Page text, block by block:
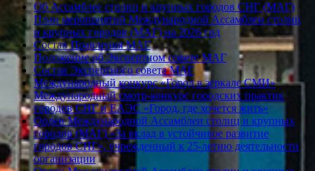
Об Ассамблее столиц и крупных городов СНГ (МАГ)
План мероприятий Международной Ассамблеи столиц
и крупных городов (МАГ) на 2026 год
Состав Правления МАГ
Положение об Экспертном совете МАГ
Состав Экспертного совета МАГ
Международный конкурс «Город в зеркале СМИ»
Международный смотр-конкурс городских практик
городов СНГ и ЕАЭС «Город, где хочется жить»
Орден Международной Ассамблеи столиц и крупных
городов (МАГ) «За вклад в устойчивое развитие
городов СНГ», учрежденный к 25-летию деятельности
организации